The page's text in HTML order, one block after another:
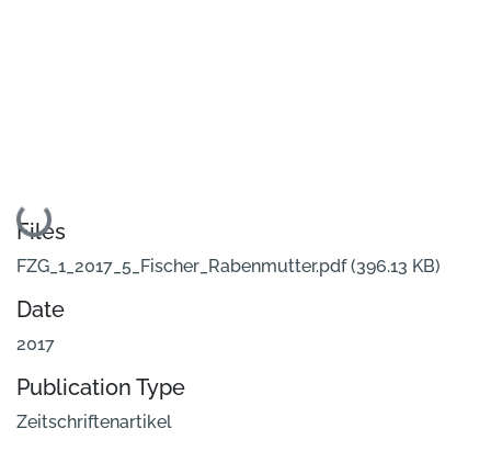
Loading...
Files
FZG_1_2017_5_Fischer_Rabenmutter.pdf(396.13 KB)
Date
2017
Publication Type
Zeitschriftenartikel